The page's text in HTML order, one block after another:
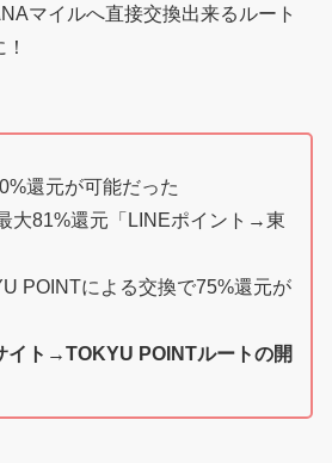
マイルへ直接交換出来るルート
還元が可能だった
大81%還元「LINEポイント→東
POINTによる交換で75%還元が
イト→TOKYU POINTルートの開